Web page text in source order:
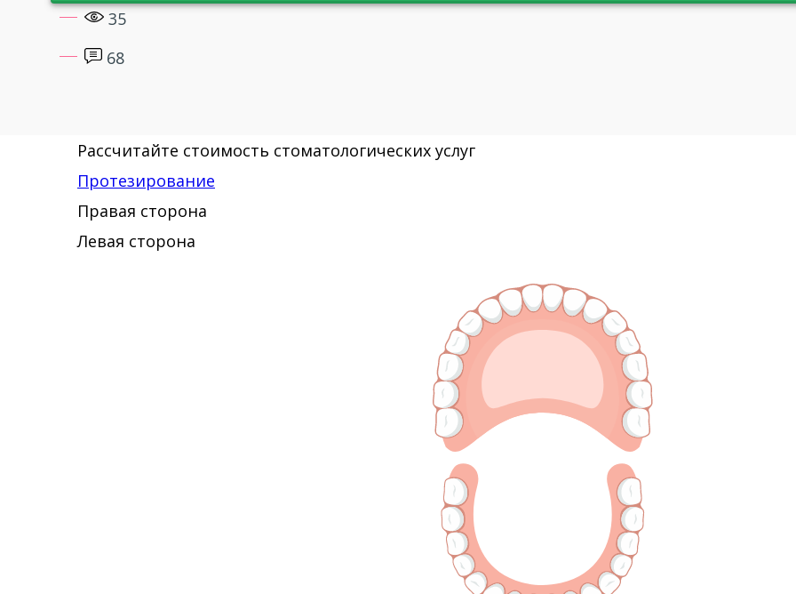
35
68
Рассчитайте стоимость стоматологических услуг
Протезирование
Правая сторона
Левая сторона